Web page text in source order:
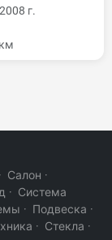
г.
· Салон ·
· Система
· Подвеска ·
· Стекла ·